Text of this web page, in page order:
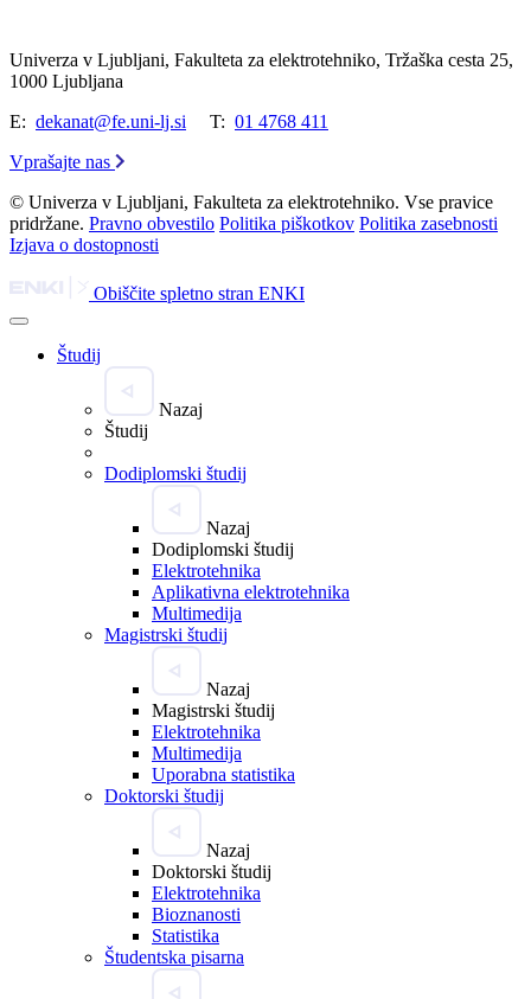
Univerza v Ljubljani, Fakulteta za elektrotehniko, Tržaška cesta 25,
1000 Ljubljana
E: dekanat@fe.uni-lj.si T: 01 4768 411
Vprašajte nas
© Univerza v Ljubljani, Fakulteta za elektrotehniko. Vse pravice
pridržane. Pravno obvestilo Politika piškotkov Politika zasebnosti
Izjava o dostopnosti
Obiščite spletno stran ENKI
Študij
Nazaj
Študij
Dodiplomski študij
Nazaj
Dodiplomski študij
Elektrotehnika
Aplikativna elektrotehnika
Multimedija
Magistrski študij
Nazaj
Magistrski študij
Elektrotehnika
Multimedija
Uporabna statistika
Doktorski študij
Nazaj
Doktorski študij
Elektrotehnika
Bioznanosti
Statistika
Študentska pisarna